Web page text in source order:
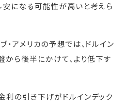
安になる可能性が高いと考えら
・アメリカの予想では、ドルイン
ら後半にかけて、より低下す
利の引き下げがドルインデック